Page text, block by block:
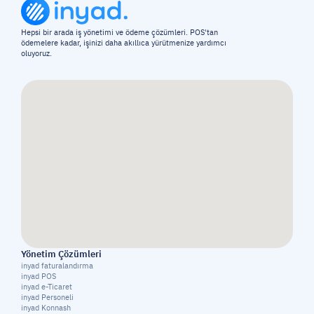
Hepsi bir arada iş yönetimi ve ödeme çözümleri. POS'tan
ödemelere kadar, işinizi daha akıllıca yürütmenize yardımcı
oluyoruz.
Yönetim Çözümleri
inyad faturalandırma
inyad POS
inyad e-Ticaret
inyad Personeli
inyad Konnash